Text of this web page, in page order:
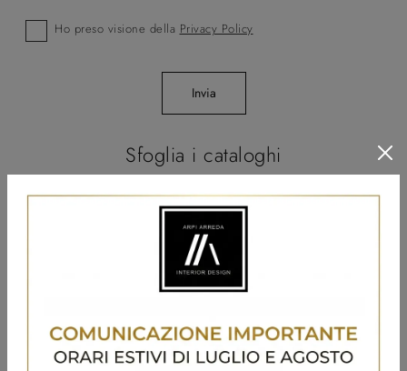
Sfoglia i cataloghi
Ho preso visione della Privacy Policy
Invia